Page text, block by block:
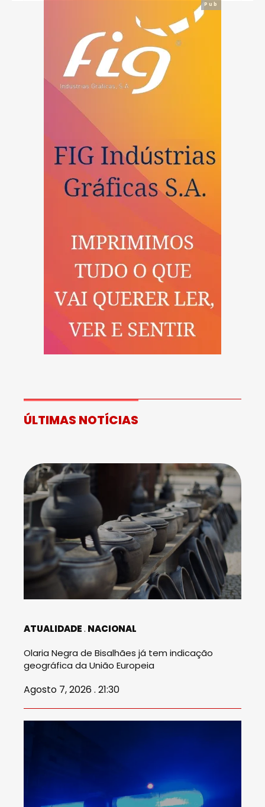
Pub
ÚLTIMAS NOTÍCIAS
ATUALIDADE NACIONAL
Olaria Negra de Bisalhães já tem indicação
geográfica da União Europeia
Agosto 7, 2026 . 21:30